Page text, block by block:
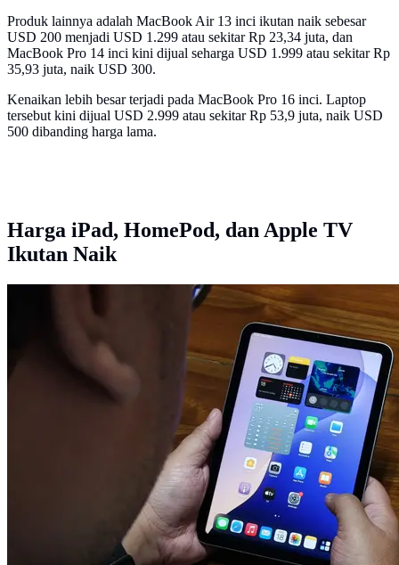
Produk lainnya adalah MacBook Air 13 inci ikutan naik sebesar
USD 200 menjadi USD 1.299 atau sekitar Rp 23,34 juta, dan
MacBook Pro 14 inci kini dijual seharga USD 1.999 atau sekitar Rp
35,93 juta, naik USD 300.
Kenaikan lebih besar terjadi pada MacBook Pro 16 inci. Laptop
tersebut kini dijual USD 2.999 atau sekitar Rp 53,9 juta, naik USD
500 dibanding harga lama.
Harga iPad, HomePod, dan Apple TV
Ikutan Naik